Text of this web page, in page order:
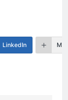
LinkedIn